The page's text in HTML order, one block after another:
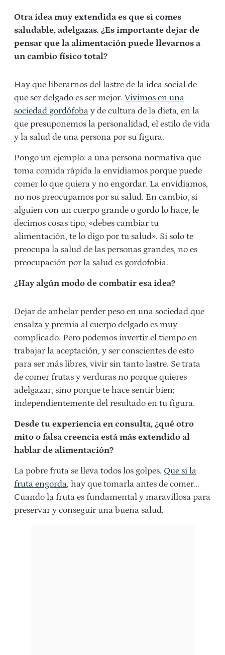
Otra idea muy extendida es que si comes
saludable, adelgazas. ¿Es importante dejar de
pensar que la alimentación puede llevarnos a
un cambio físico total?
Hay que liberarnos del lastre de la idea social de
que ser delgado es ser mejor. Vivimos en una
sociedad gordófoba y de cultura de la dieta, en la
que presuponemos la personalidad, el estilo de vida
y la salud de una persona por su figura.
Pongo un ejemplo: a una persona normativa que
toma comida rápida la envidiamos porque puede
comer lo que quiera y no engordar. La envidiamos,
no nos preocupamos por su salud. En cambio, si
alguien con un cuerpo grande o gordo lo hace, le
decimos cosas tipo, «debes cambiar tu
alimentación, te lo digo por tu salud». Si solo te
preocupa la salud de las personas grandes, no es
preocupación por la salud es gordofobia.
¿Hay algún modo de combatir esa idea?
Dejar de anhelar perder peso en una sociedad que
ensalza y premia al cuerpo delgado es muy
complicado. Pero podemos invertir el tiempo en
trabajar la aceptación, y ser conscientes de esto
para ser más libres, vivir sin tanto lastre. Se trata
de comer frutas y verduras no porque quieres
adelgazar, sino porque te hace sentir bien;
independientemente del resultado en tu figura.
Desde tu experiencia en consulta, ¿qué otro
mito o falsa creencia está más extendido al
hablar de alimentación?
La pobre fruta se lleva todos los golpes. Que si la
fruta engorda, hay que tomarla antes de comer…
Cuando la fruta es fundamental y maravillosa para
preservar y conseguir una buena salud.